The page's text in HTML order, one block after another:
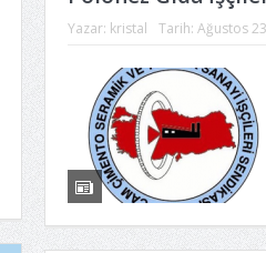
Yazar: kristal Tarih: Ağustos